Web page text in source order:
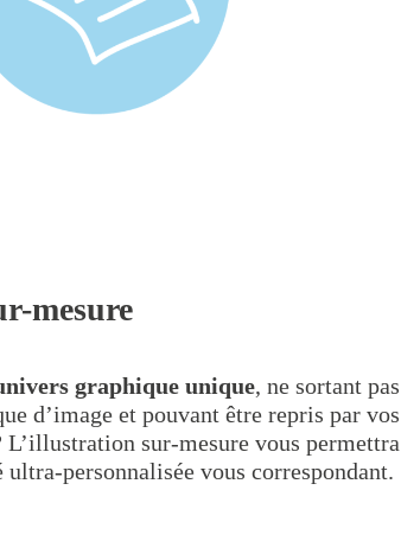
mesure
graphique unique, ne sortant pas
d’image et pouvant être repris par vos
L’illustration sur-mesure vous permettra
personnalisée vous correspondant.